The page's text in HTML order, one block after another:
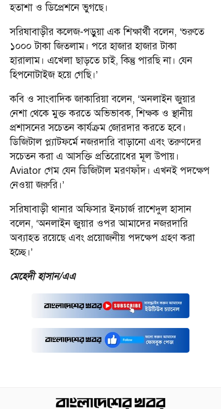
হতাশা ও ডিপ্রেশনে ভুগছে।
সরিষাবাড়ীর কলেজ-পড়ুয়া এক শিক্ষার্থী বলেন, ‘শুরুতে
১০০০ টাকা জিতলাম। পরে হাজার হাজার টাকা
হারালাম। এখেলা ছাড়তে চাই, কিন্তু পারছি না। যেন
হিপনোটাইজ হয়ে গেছি।’
কবি ও সাংবাদিক জাকারিয়া বলেন, ‘অনলাইন জুয়ার
নেশা থেকে মুক্ত করতে অভিভাবক, শিক্ষক ও স্থানীয়
প্রশাসনের সচেতন কার্যক্রম জোরদার করতে হবে।
ডিজিটাল প্ল্যাটফর্মে নজরদারি বাড়ানো এবং তরুণদের
সচেতন করা এ আসক্তি প্রতিরোধের মূল উপায়।
Aviator গেম যেন ডিজিটাল মরণফাঁদ। এখনই পদক্ষেপ
নেওয়া জরুরি।’
সরিষাবাড়ী থানার অফিসার ইনচার্জ রাশেদুল হাসান
বলেন, ‘অনলাইন জুয়ার ওপর আমাদের নজরদারি
অব্যাহত রয়েছে এবং প্রয়োজনীয় পদক্ষেপ গ্রহণ করা
হচ্ছে।’
মেহেদী হাসান/এএ